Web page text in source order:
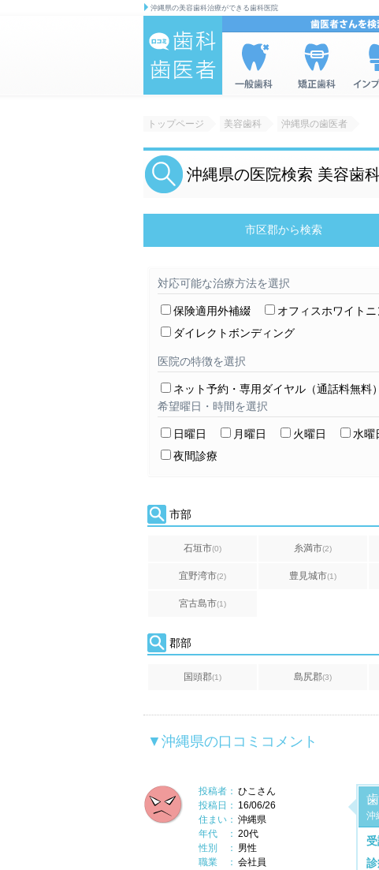
沖縄県の美容歯科治療ができる歯科医院
情報検索サイ
科・歯医者
検索
検索
トップページ 美容歯科 沖縄県の歯医者
沖縄県の医院検索 美容歯
市区郡から検索
対応可能な治療方法を選択
保険適用外補綴 オフィスホワイト
ダイレクトボンディング
医院の特徴を選択
ネット予約・専用ダイヤル（通話料無料）
希望曜日・時間を選択
日曜日 月曜日 火曜日 水曜
夜間診療
市部
石垣市(0) 糸満市(2)
宜野湾市(2) 豊見城市(1)
宮古島市(1)
郡部
国頭郡(1) 島尻郡(3)
▼沖縄県の口コミコメント
投稿者： ひこさん
投稿日： 16/06/26
住まい： 沖縄県
年代 ： 20代
性別 ： 男性
職業 ： 会社員
沖